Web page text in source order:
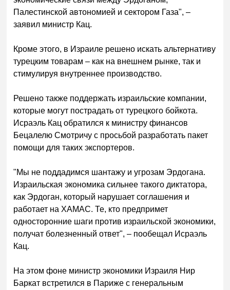
Палестинской автономией и сектором Газа", –
заявил министр Кац.
Кроме этого, в Израиле решено искать альтернативу
турецким товарам – как на внешнем рынке, так и
стимулируя внутреннее производство.
Решено также поддержать израильские компании,
которые могут пострадать от турецкого бойкота.
Исраэль Кац обратился к министру финансов
Бецалелю Смотричу с просьбой разработать пакет
помощи для таких экспортеров.
"Мы не поддадимся шантажу и угрозам Эрдогана.
Израильская экономика сильнее такого диктатора,
как Эрдоган, который нарушает соглашения и
работает на ХАМАС. Те, кто предпримет
односторонние шаги против израильской экономики,
получат болезненный ответ", – пообещал Исраэль
Кац.
На этом фоне министр экономики Израиля Нир
Баркат встретился в Париже с генеральным